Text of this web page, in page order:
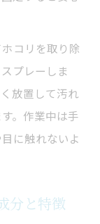
コリを取り除
プレーしま
放置して汚れ
。作業中は手
に触れないよ
分と特徴